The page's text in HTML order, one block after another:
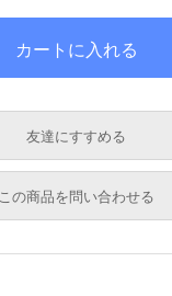
友達にすすめる
必須
この商品を問い合わせる